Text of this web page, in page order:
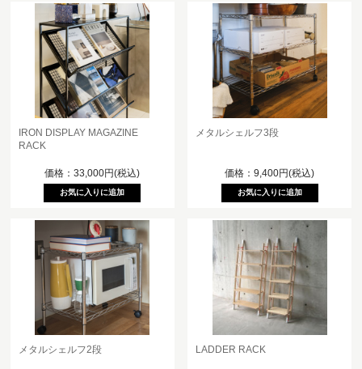
IRON DISPLAY MAGAZINE
RACK
価格：33,000円(税込)
メタルシェルフ3段
価格：9,400円(税込)
メタルシェルフ2段 LADDER RACK